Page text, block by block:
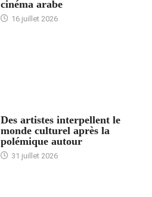
cinéma arabe
16 juillet 2026
Des artistes interpellent le
monde culturel après la
polémique autour
31 juillet 2026